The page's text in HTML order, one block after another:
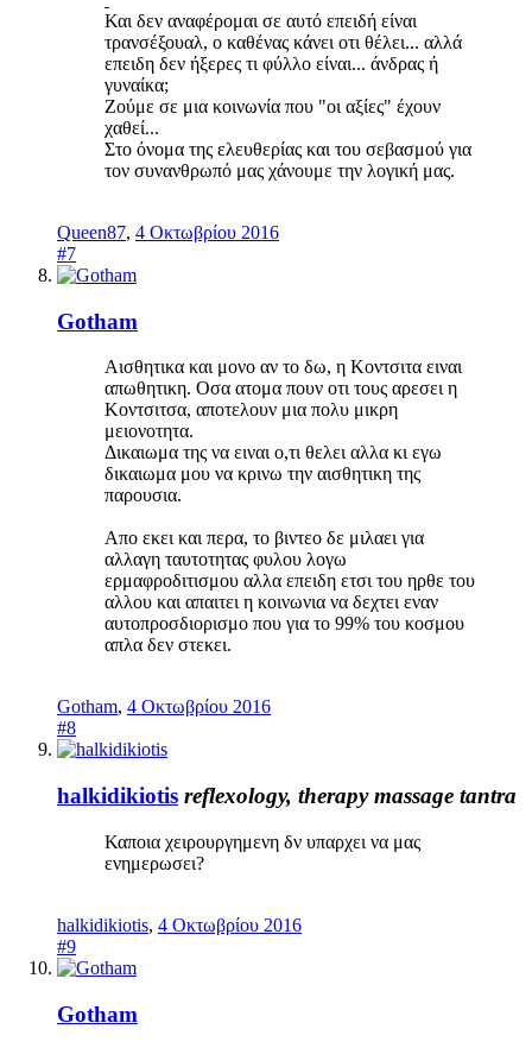
Και δεν αναφέρομαι σε αυτό επειδή είναι
τρανσέξουαλ, ο καθένας κάνει οτι θέλει... αλλά
επειδη δεν ήξερες τι φύλλο είναι... άνδρας ή
γυναίκα;
Ζούμε σε μια κοινωνία που "οι αξίες" έχουν
χαθεί...
Στο όνομα της ελευθερίας και του σεβασμού για
τον συνανθρωπό μας χάνουμε την λογική μας.
Queen87, 4 Οκτωβρίου 2016
#7
Gotham
Aισθητικα και μονο αν το δω, η Κοντσιτα ειναι
απωθητικη. Οσα ατομα πουν οτι τους αρεσει η
Κοντσιτσα, αποτελουν μια πολυ μικρη
μειονοτητα.
Δικαιωμα της να ειναι ο,τι θελει αλλα κι εγω
δικαιωμα μου να κρινω την αισθητικη της
παρουσια.
Απο εκει και περα, το βιντεο δε μιλαει για
αλλαγη ταυτοτητας φυλου λογω
ερμαφροδιτισμου αλλα επειδη ετσι του ηρθε του
αλλου και απαιτει η κοινωνια να δεχτει εναν
αυτοπροσδιορισμο που για το 99% του κοσμου
απλα δεν στεκει.
Gotham, 4 Οκτωβρίου 2016
#8
halkidikiotis reflexology, therapy massage tantra
Καποια χειρουργημενη δν υπαρχει να μας
ενημερωσει?
halkidikiotis, 4 Οκτωβρίου 2016
#9
Gotham